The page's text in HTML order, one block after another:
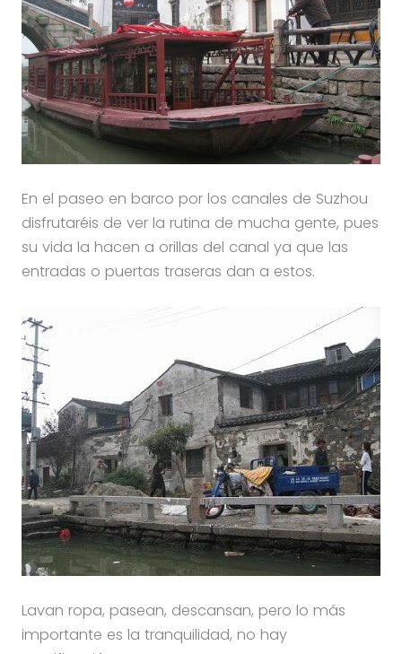
En el paseo en barco por los canales de Suzhou
disfrutaréis de ver la rutina de mucha gente, pues
su vida la hacen a orillas del canal ya que las
entradas o puertas traseras dan a estos.
Lavan ropa, pasean, descansan, pero lo más
importante es la tranquilidad, no hay